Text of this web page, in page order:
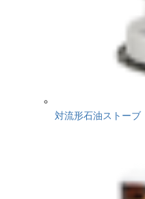
対流形石油ストーブ